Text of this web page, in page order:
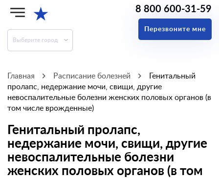
★
Выберите город
8 800 600-31-59
Перезвоните мне
Главная Расписание болезней
Генитальный
пролапс, недержание мочи, свищи, другие
невоспалительные болезни женских половых органов (в
том числе врожденные)
Генитальный пролапс,
недержание мочи, свищи, другие
невоспалительные болезни
женских половых органов (в том